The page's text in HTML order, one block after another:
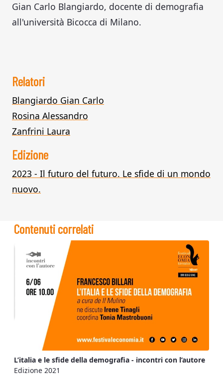
Gian Carlo Blangiardo, docente di demografia
all'università Bicocca di Milano.
Relatori
Blangiardo Gian Carlo
Rosina Alessandro
Zanfrini Laura
Edizione
2023 - Il futuro del futuro. Le sfide di un mondo
nuovo.
Contenuti correlati
L’italia e le sfide della demografia - incontri con l’autore
Edizione 2021